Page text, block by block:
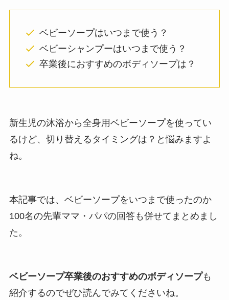
ベビーソープはいつまで使う？
ベビーシャンプーはいつまで使う？
卒業後におすすめのボディソープは？
新生児の沐浴から全身用ベビーソープを使ってい
るけど、切り替えるタイミングは？と悩みますよ
ね。
本記事では、ベビーソープをいつまで使ったのか
100名の先輩ママ・パパの回答も併せてまとめまし
た。
ベビーソープ卒業後のおすすめのボディソープも
紹介するのでぜひ読んでみてくださいね。